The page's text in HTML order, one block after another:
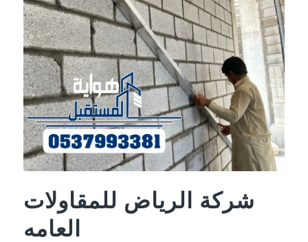
شركة الرياض للمقاولات
العامه